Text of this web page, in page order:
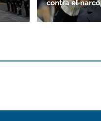
contra el narco